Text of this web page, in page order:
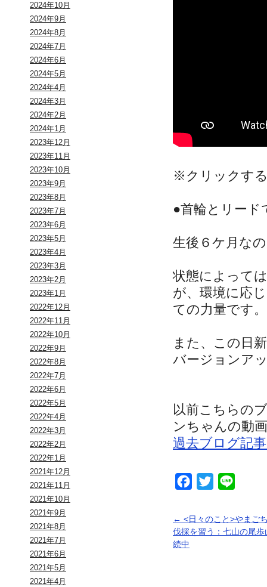
2024年10月
2024年9月
2024年8月
2024年7月
2024年6月
2024年5月
2024年4月
2024年3月
2024年2月
2024年1月
2023年12月
2023年11月
2023年10月
2023年9月
2023年8月
2023年7月
2023年6月
2023年5月
2023年4月
2023年3月
2023年2月
2023年1月
2022年12月
2022年11月
2022年10月
2022年9月
2022年8月
2022年7月
2022年6月
2022年5月
2022年4月
2022年3月
2022年2月
2022年1月
2021年12月
2021年11月
2021年10月
2021年9月
2021年8月
2021年7月
2021年6月
2021年5月
2021年4月
※クリックす
●首輪とリー
生後６ケ月な
状態によって
が、環境に応
ての力量です。
また、この日
バージョンア
以前こちらの
ンちゃんの動
過去ブログ記
Facebook
Twitter
← <日々のこと>やまご
伐採を習う：七山の尾
続中